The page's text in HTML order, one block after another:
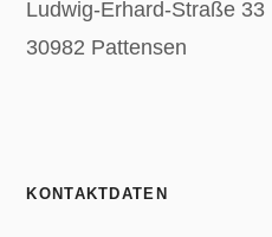
Ludwig-Erhard-Straße 33
30982 Pattensen
KONTAKTDATEN